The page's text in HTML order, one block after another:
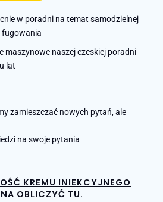
w poradni na temat samodzielnej
fugowania
maszynowe naszej czeskiej poradni
lat
zamieszczać nowych pytań, ale
na swoje pytania
KREMU INIEKCYJNEGO
OBLICZYĆ TU.